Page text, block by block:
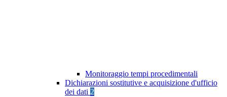
Monitoraggio tempi procedimentali
Dichiarazioni sostitutive e acquisizione d'ufficio
dei dati 2